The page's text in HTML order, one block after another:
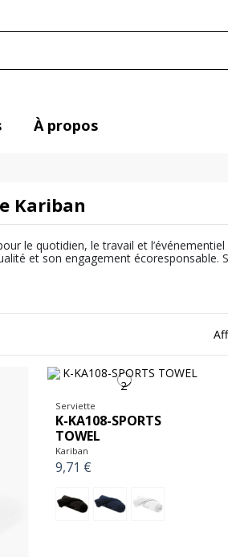
À propos
Kariban
le quotidien, le travail et
et son engagement écoresponsable.
Serviette
K-KA108-SPORTS
TOWEL
Kariban
9,71 €